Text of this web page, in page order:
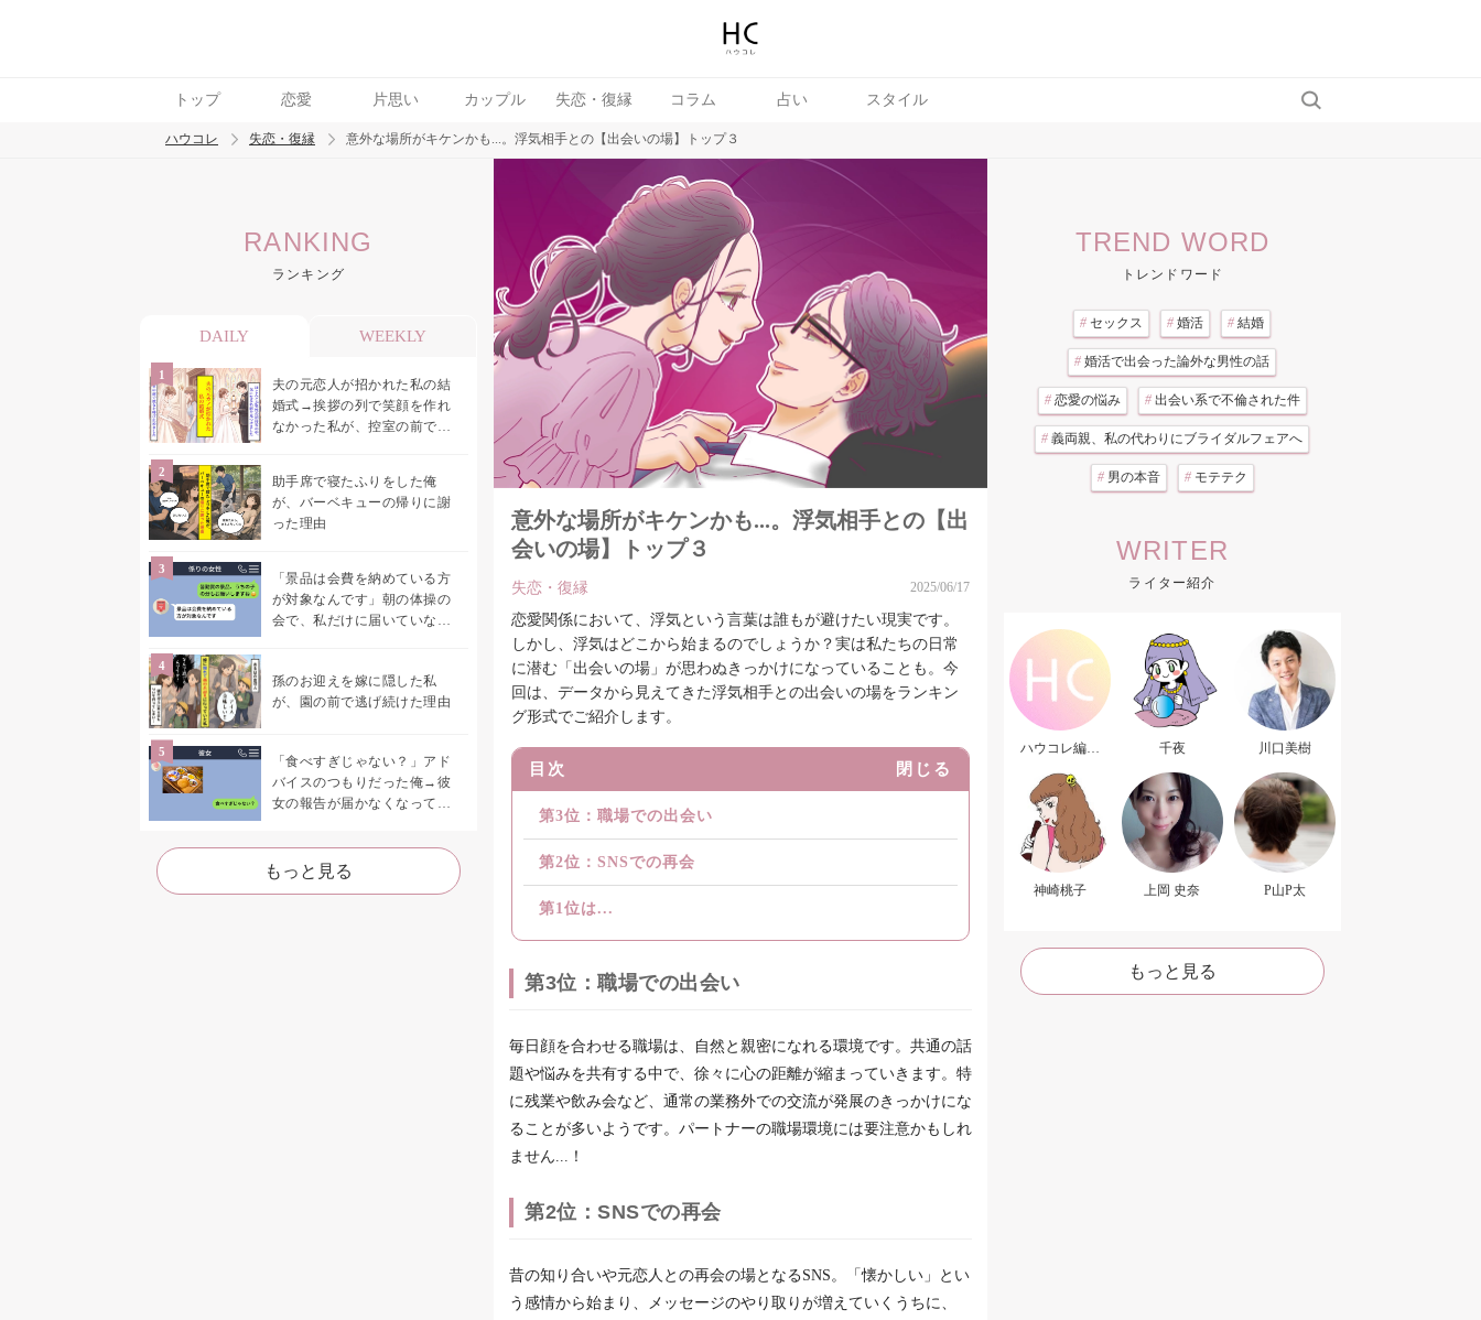
トップ 恋愛 片思い カップル 失恋・復縁 コラム 占い スタイル
トレンド ワード
ハウコレ 失恋・復縁 意外な場所がキケンかも...。浮気相手との【出会いの場】トップ３
RANKING
ランキング
DAILY WEEKLY
夫の元恋人が招かれた私の結
婚式→挨拶の列で笑顔を作れ
なかった私が、控室の前で彼
助手席で寝たふりをした俺
が、バーベキューの帰りに謝
った理由
「景品は会費を納めている方
が対象なんです」朝の体操の
会で、私だけに届いていなか
孫のお迎えを嫁に隠した私
が、園の前で逃げ続けた理由
「食べすぎじゃない？」アド
バイスのつもりだった俺→彼
女の報告が届かなくなって、
た
もっと見る
意外な場所がキケンかも...。浮気相手との【出
会いの場】トップ３
失恋・復縁 2025/06/17
恋愛関係において、浮気という言葉は誰もが避けたい現実です。
しかし、浮気はどこから始まるのでしょうか？実は私たちの日常
に潜む「出会いの場」が思わぬきっかけになっていることも。今
回は、データから見えてきた浮気相手との出会いの場をランキン
グ形式でご紹介します。
目次 閉じる
第3位：職場での出会い
第2位：SNSでの再会
第1位は...
第3位：職場での出会い
毎日顔を合わせる職場は、自然と親密になれる環境です。共通の話
題や悩みを共有する中で、徐々に心の距離が縮まっていきます。特
に残業や飲み会など、通常の業務外での交流が発展のきっかけにな
ることが多いようです。パートナーの職場環境には要注意かもしれ
ません...！
第2位：SNSでの再会
昔の知り合いや元恋人との再会の場となるSNS。「懐かしい」とい
う感情から始まり、メッセージのやり取りが増えていくうちに、
TREND WORD
トレンドワード
# セックス # 婚活 # 結婚
# 婚活で出会った論外な男性の話
# 恋愛の悩み # 出会い系で不倫された件
# 義両親、私の代わりにブライダルフェアへ
# 男の本音 # モテテク
WRITER
ライター紹介
ハウコレ編集
千夜 川口美樹
神崎桃子 上岡 史奈 P山P太
もっと見る